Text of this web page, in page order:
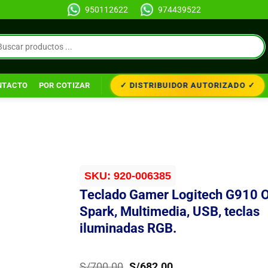
950112622 974439522
POR COTIZAR ✓ DISTRIBUIDOR AUTORIZADO ✓
SKU: 920-006385
Teclado Gamer Logitech G910
Spark, Multimedia, USB, teclas
iluminadas RGB.